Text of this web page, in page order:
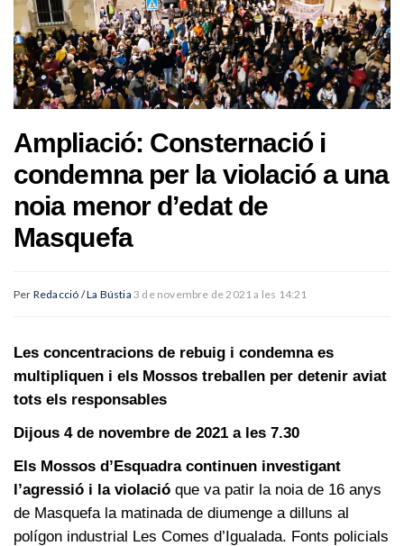
Ampliació: Consternació i
condemna per la violació a una
noia menor d’edat de
Masquefa
Per Redacció / La Bústia 3 de novembre de 2021 a les 14:21
Les concentracions de rebuig i condemna es
multipliquen i els Mossos treballen per detenir aviat
tots els responsables
Dijous 4 de novembre de 2021 a les 7.30
Els Mossos d’Esquadra continuen investigant
l’agressió i la violació que va patir la noia de 16 anys
de Masquefa la matinada de diumenge a dilluns al
polígon industrial Les Comes d’Igualada. Fonts policials